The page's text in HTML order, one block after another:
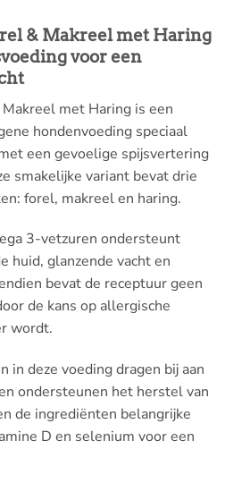
& Makreel met Haring
voor een
met Haring is een
hondenvoeding speciaal
een gevoelige spijsvertering
smakelijke variant bevat drie
forel, makreel en haring.
3-vetzuren ondersteunt
huid, glanzende vacht en
bevat de receptuur geen
de kans op allergische
wordt.
in deze voeding dragen bij aan
ondersteunen het herstel van
de ingrediënten belangrijke
D en selenium voor een